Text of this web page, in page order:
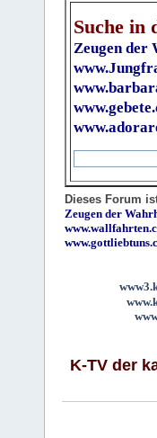
Suche in
Zeugen der
Dieses Forum
Zeugen der
K-TV der